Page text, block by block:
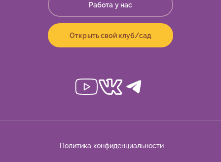
Работа у нас
Открыть свой клуб/сад
Политика конфиденциальности